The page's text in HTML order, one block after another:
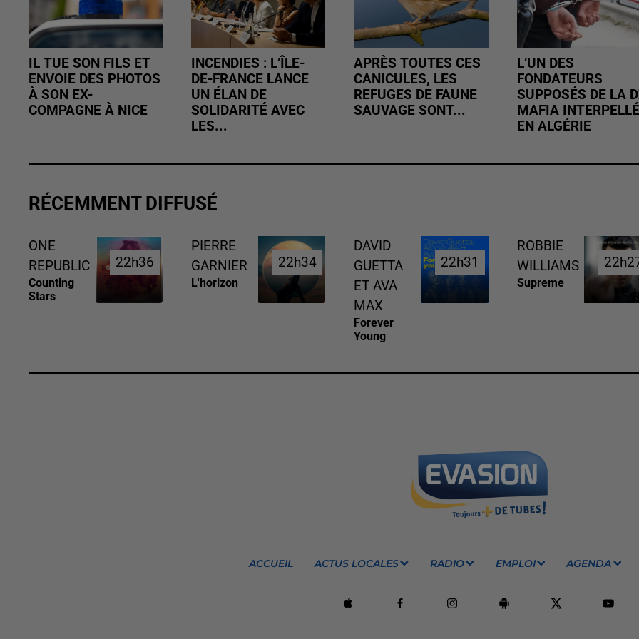
IL TUE SON FILS ET
ENVOIE DES PHOTOS
À SON EX-
COMPAGNE À NICE
INCENDIES : L’ÎLE-
DE-FRANCE LANCE
UN ÉLAN DE
SOLIDARITÉ AVEC
LES...
APRÈS TOUTES CES
CANICULES, LES
REFUGES DE FAUNE
SAUVAGE SONT...
L’UN DES
FONDATEURS
SUPPOSÉS DE LA
MAFIA INTERPELLÉ
EN ALGÉRIE
RÉCEMMENT DIFFUSÉ
ONE
REPUBLIC
Counting
Stars
22h36
22h36
PIERRE
GARNIER
L'horizon
22h34
22h34
DAVID
GUETTA
ET AVA
MAX
Forever
Young
22h31
22h31
ROBBIE
WILLIAMS
Supreme
ACCUEIL ACTUS LOCALES RADIO EMPLOI AGENDA